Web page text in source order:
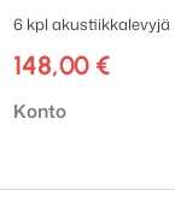
6 kpl akustiikkalevyjä
148,00 €
Tuotemerkki:
Konto